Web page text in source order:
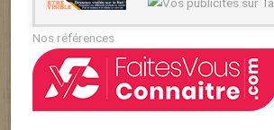
Nos références